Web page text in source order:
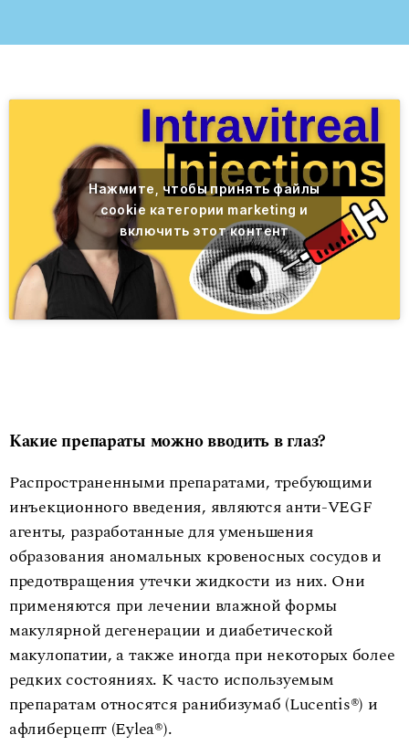
Нажмите, чтобы принять файлы
cookie категории marketing и
включить этот контент
Какие препараты можно вводить в глаз?
Распространенными препаратами, требующими
инъекционного введения, являются анти-VEGF
агенты, разработанные для уменьшения
образования аномальных кровеносных сосудов и
предотвращения утечки жидкости из них. Они
применяются при лечении влажной формы
макулярной дегенерации и диабетической
макулопатии, а также иногда при некоторых более
редких состояниях. К часто используемым
препаратам относятся ранибизумаб (Lucentis®) и
афлиберцепт (Eylea®).